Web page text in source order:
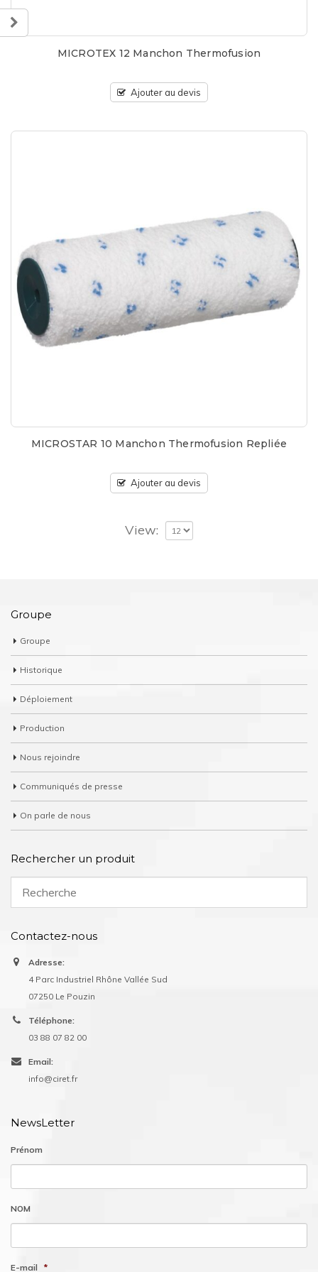
MICROTEX 12 Manchon Thermofusion
Ajouter au devis
MICROSTAR 10 Manchon Thermofusion Repliée
Ajouter au devis
View:
Groupe
Groupe
Historique
Déploiement
Production
Nous rejoindre
Communiqués de presse
On parle de nous
Rechercher un produit
Contactez-nous
Adresse:
4 Parc Industriel Rhône Vallée Sud
07250 Le Pouzin
Téléphone:
03 88 07 82 00
Email:
info@ciret.fr
NewsLetter
Prénom
NOM
E-mail *